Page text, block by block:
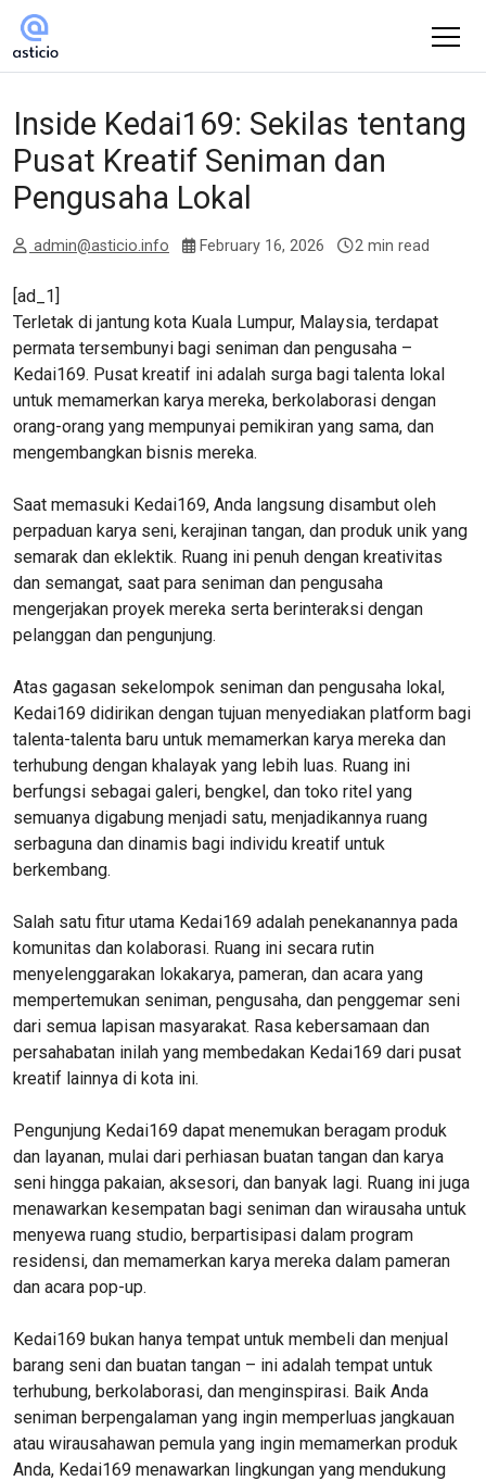
Inside Kedai169: Sekilas tentang
Pusat Kreatif Seniman dan
Pengusaha Lokal
admin@asticio.info February 16, 2026 2 min read
[ad_1]
Terletak di jantung kota Kuala Lumpur, Malaysia, terdapat
permata tersembunyi bagi seniman dan pengusaha –
Kedai169. Pusat kreatif ini adalah surga bagi talenta lokal
untuk memamerkan karya mereka, berkolaborasi dengan
orang-orang yang mempunyai pemikiran yang sama, dan
mengembangkan bisnis mereka.
Saat memasuki Kedai169, Anda langsung disambut oleh
perpaduan karya seni, kerajinan tangan, dan produk unik yang
semarak dan eklektik. Ruang ini penuh dengan kreativitas
dan semangat, saat para seniman dan pengusaha
mengerjakan proyek mereka serta berinteraksi dengan
pelanggan dan pengunjung.
Atas gagasan sekelompok seniman dan pengusaha lokal,
Kedai169 didirikan dengan tujuan menyediakan platform bagi
talenta-talenta baru untuk memamerkan karya mereka dan
terhubung dengan khalayak yang lebih luas. Ruang ini
berfungsi sebagai galeri, bengkel, dan toko ritel yang
semuanya digabung menjadi satu, menjadikannya ruang
serbaguna dan dinamis bagi individu kreatif untuk
berkembang.
Salah satu fitur utama Kedai169 adalah penekanannya pada
komunitas dan kolaborasi. Ruang ini secara rutin
menyelenggarakan lokakarya, pameran, dan acara yang
mempertemukan seniman, pengusaha, dan penggemar seni
dari semua lapisan masyarakat. Rasa kebersamaan dan
persahabatan inilah yang membedakan Kedai169 dari pusat
kreatif lainnya di kota ini.
Pengunjung Kedai169 dapat menemukan beragam produk
dan layanan, mulai dari perhiasan buatan tangan dan karya
seni hingga pakaian, aksesori, dan banyak lagi. Ruang ini juga
menawarkan kesempatan bagi seniman dan wirausaha untuk
menyewa ruang studio, berpartisipasi dalam program
residensi, dan memamerkan karya mereka dalam pameran
dan acara pop-up.
Kedai169 bukan hanya tempat untuk membeli dan menjual
barang seni dan buatan tangan – ini adalah tempat untuk
terhubung, berkolaborasi, dan menginspirasi. Baik Anda
seniman berpengalaman yang ingin memperluas jangkauan
atau wirausahawan pemula yang ingin memamerkan produk
Anda, Kedai169 menawarkan lingkungan yang mendukung